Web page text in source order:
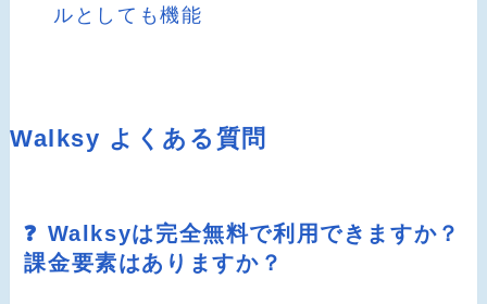
ルとしても機能
Walksy よくある質問
❓ Walksyは完全無料で利用できますか？
課金要素はありますか？